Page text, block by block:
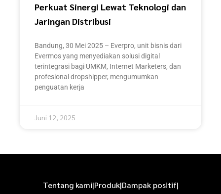
Perkuat Sinergi Lewat Teknologi dan
Jaringan Distribusi
Bandung, 30 Mei 2025 – Everpro, unit bisnis dari
Evermos yang menyediakan solusi digital
terintegrasi bagi UMKM, Internet Marketers, dan
profesional dropshipper, mengumumkan
penguatan kerja
Juni 12, 2025
Tentang kami|Produk|Dampak positif|